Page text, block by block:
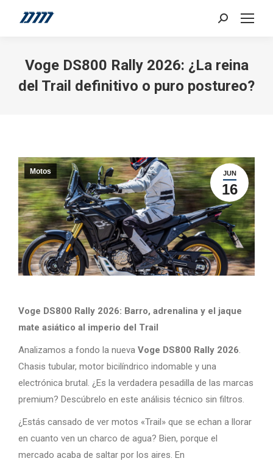
Search:
Voge DS800 Rally 2026: ¿La reina
del Trail definitivo o puro postureo?
JUN
16
Motos
Voge DS800 Rally 2026: Barro, adrenalina y el jaque
mate asiático al imperio del Trail
Analizamos a fondo la nueva Voge DS800 Rally 2026.
Chasis tubular, motor bicilíndrico indomable y una
electrónica brutal. ¿Es la verdadera pesadilla de las marcas
premium? Descúbrelo en este análisis técnico sin filtros.
¿Estás cansado de ver motos «Trail» que se echan a llorar
en cuanto ven un charco de agua? Bien, porque el
mercado acaba de saltar por los aires. En